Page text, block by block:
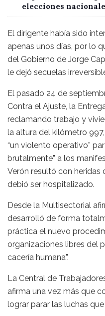
elecciones
El dirigente había sido
apenas unos días, por lo
del Gobierno de Jorge
le dejó secuelas
El pasado 24 de
Contra el Ajuste, la
reclamando trabajo y
la altura del kilómetro
“un violento operativo”
brutalmente” a los
Verón resultó con heridas
debió ser hospitalizado.
Desde la Multisectorial
desarrolló de forma
práctica el nuevo
organizaciones libres del
cacería humana”.
La Central de
afirma una vez más que
lograr parar las luchas